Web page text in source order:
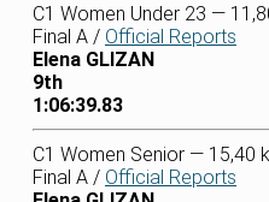
C1 Women Under 23 —
Final A / Official Reports
Elena GLIZAN
9th
1:06:39.83
C1 Women Senior — 15,40
Final A / Official Reports